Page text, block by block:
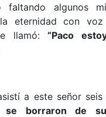
faltando algunos
eternidad con
llamó:“Paco
a este señor
se borraron de